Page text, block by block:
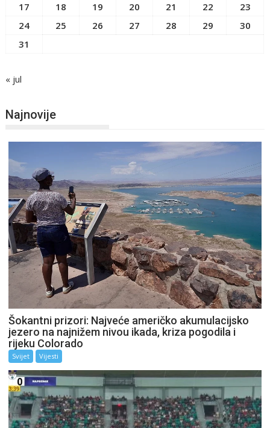
17
18 19 20 21 22
23
24
25 26 27 28 29
30
31
« jul
Najnovije
Šokantni prizori: Najveće američko akumulacijsko
jezero na najnižem nivou ikada, kriza pogodila i
rijeku Colorado
Svijet Vijesti